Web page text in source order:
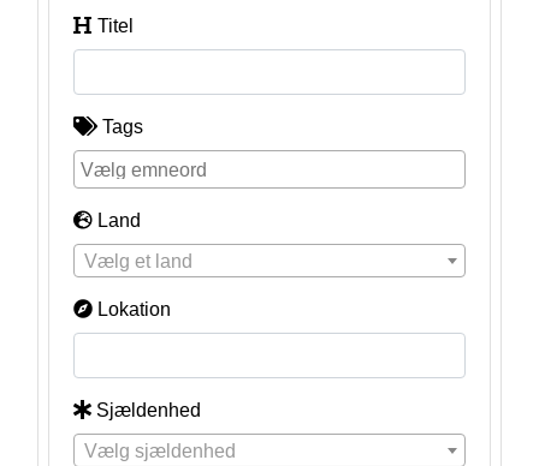
Titel
Tags
Land
Vælg et land
Lokation
Sjældenhed
Vælg sjældenhed